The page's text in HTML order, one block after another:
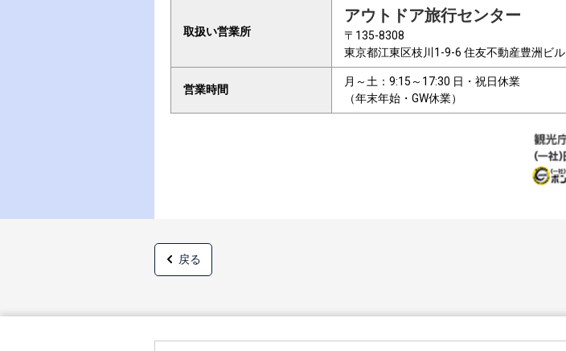
取扱い営業所
アウトドア旅行センター
〒135-8308
東京都江東区枝川1-9-6 住友不動産豊洲ビル
営業時間
月～土：9:15～17:30 日・祝日休業
（年末年始・GW休業）
戻る